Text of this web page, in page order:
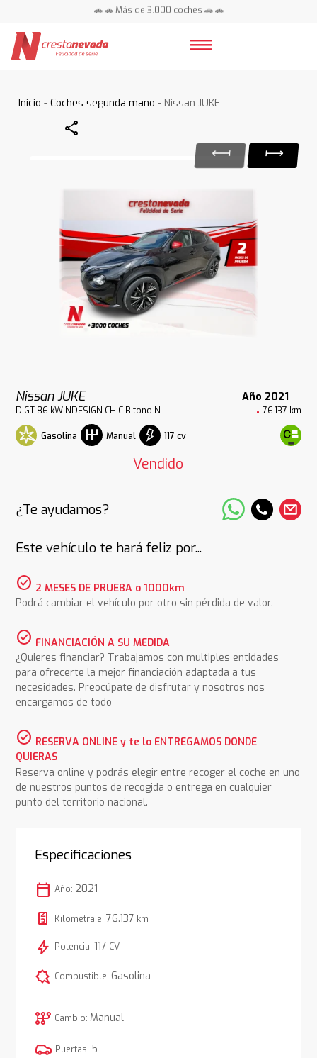
🚗 🚗 Más de 3.000 coches 🚗 🚗
Inicio -Coches segunda mano - Nissan JUKE
Share
Nissan JUKE Año 2021
DIGT 86 kW NDESIGN CHIC Bitono N 76.137 km
Gasolina Manual 117 cv
Vendido
¿Te ayudamos?
Este vehículo te hará feliz por...
check_circle 2 MESES DE PRUEBA o 1000km
Podrá cambiar el vehículo por otro sin pérdida de valor.
check_circle FINANCIACIÓN A SU MEDIDA
¿Quieres financiar? Trabajamos con multiples entidades
para ofrecerte la mejor financiación adaptada a tus
necesidades. Preocúpate de disfrutar y nosotros nos
encargamos de todo
check_circle RESERVA ONLINE y te lo ENTREGAMOS DONDE
QUIERAS
Reserva online y podrás elegir entre recoger el coche en uno
de nuestros puntos de recogida o entrega en cualquier
punto del territorio nacional.
Especificaciones
calendar_today Año: 2021
Kilometraje: 76.137 km
bolt Potencia: 117 CV
comic_bubble Combustible: Gasolina
auto_transmission Cambio: Manual
Puertas: 5